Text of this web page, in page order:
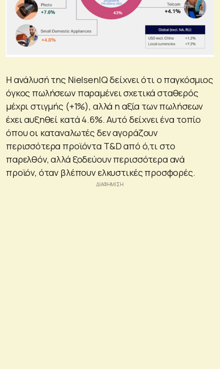
Η ανάλυσή της NielsenIQ δείχνει ότι ο παγκόσμιος
όγκος πωλήσεων παραμένει σχετικά σταθερός
μέχρι στιγμής (+1%), αλλά η αξία των πωλήσεων
έχει αυξηθεί κατά 4.6%. Αυτό δείχνει ένα τοπίο
όπου οι καταναλωτές δεν αγοράζουν
περισσότερα προϊόντα T&D από ό,τι στο
παρελθόν, αλλά ξοδεύουν περισσότερα ανά
προϊόν, όταν βλέπουν ελκυστικές προσφορές.